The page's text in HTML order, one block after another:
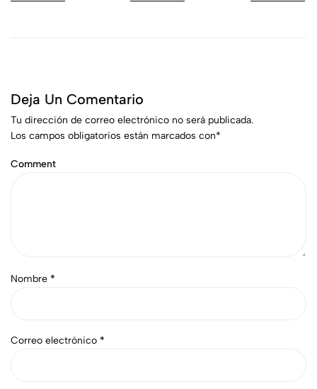
Deja Un Comentario
Tu dirección de correo electrónico no será publicada.
Los campos obligatorios están marcados con*
Comment
Nombre *
Correo electrónico *